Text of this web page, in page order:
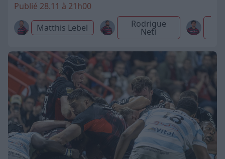
Publié 28.11 à 21h00
Matthis Lebel
Rodrigue
Neti